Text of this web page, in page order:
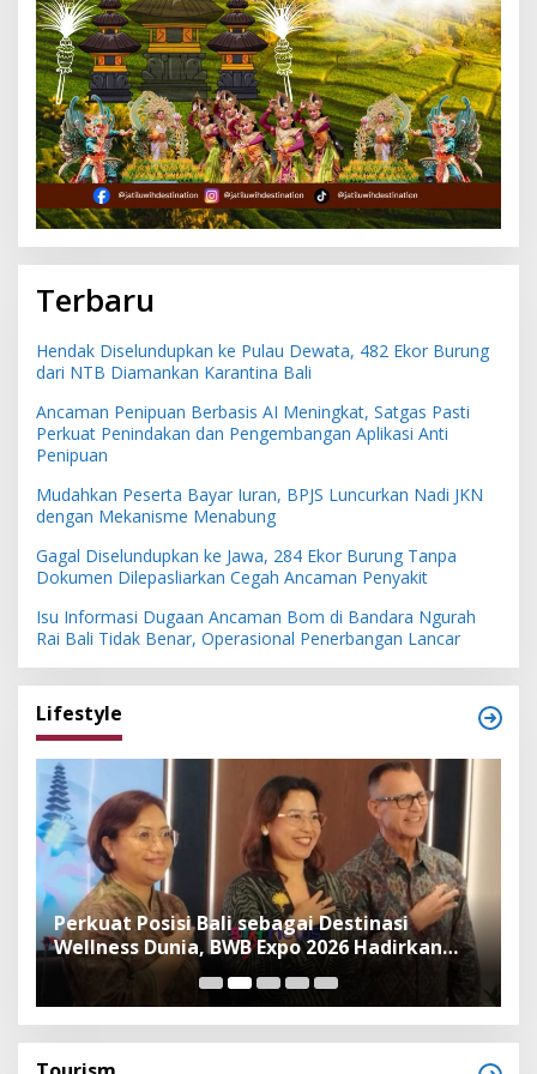
Terbaru
Hendak Diselundupkan ke Pulau Dewata, 482 Ekor Burung
dari NTB Diamankan Karantina Bali
Ancaman Penipuan Berbasis AI Meningkat, Satgas Pasti
Perkuat Penindakan dan Pengembangan Aplikasi Anti
Penipuan
Mudahkan Peserta Bayar Iuran, BPJS Luncurkan Nadi JKN
dengan Mekanisme Menabung
Gagal Diselundupkan ke Jawa, 284 Ekor Burung Tanpa
Dokumen Dilepasliarkan Cegah Ancaman Penyakit
Isu Informasi Dugaan Ancaman Bom di Bandara Ngurah
Rai Bali Tidak Benar, Operasional Penerbangan Lancar
Lifestyle
Perkuat Posisi Bali sebagai Destinasi
Wellness Dunia, BWB Expo 2026 Hadirkan
Exhibitor Nasional dan Global